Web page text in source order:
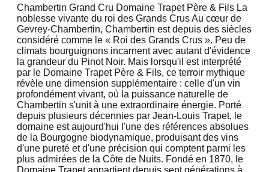
Chambertin Grand Cru Domaine Trapet Père & Fils La
noblesse vivante du roi des Grands Crus Au cœur de
Gevrey-Chambertin, Chambertin est depuis des siècles
considéré comme le « Roi des Grands Crus ». Peu de
climats bourguignons incarnent avec autant d'évidence
la grandeur du Pinot Noir. Mais lorsqu'il est interprété
par le Domaine Trapet Père & Fils, ce terroir mythique
révèle une dimension supplémentaire : celle d'un vin
profondément vivant, où la puissance naturelle de
Chambertin s'unit à une extraordinaire énergie. Porté
depuis plusieurs décennies par Jean-Louis Trapet, le
domaine est aujourd'hui l'une des références absolues
de la Bourgogne biodynamique, produisant des vins
d'une pureté et d'une précision qui comptent parmi les
plus admirées de la Côte de Nuits. Fondé en 1870, le
Domaine Trapet appartient depuis sept générations à